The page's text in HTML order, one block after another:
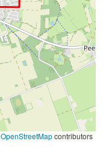
OpenStreetMapcontributors